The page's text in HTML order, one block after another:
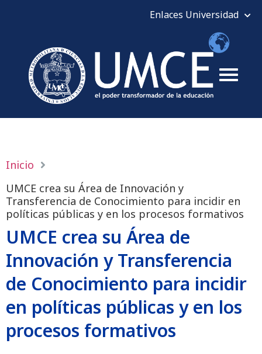
Inicio
UMCE crea su Área de Innovación y
Transferencia de Conocimiento para incidir en
políticas públicas y en los procesos formativos
UMCE crea su Área de
Innovación y Transferencia
de Conocimiento para incidir
en políticas públicas y en los
procesos formativos